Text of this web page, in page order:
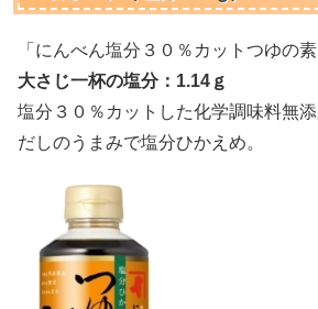
「にんべん塩分３０％カットつゆの
大さじ一杯の塩分：1.14ｇ
塩分３０％カットした化学調味料無
だしのうまみで塩分ひかえめ。